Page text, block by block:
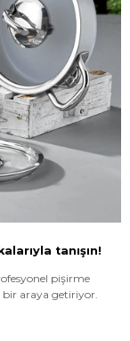
tanışın!
pişirme
bir araya getiriyor.